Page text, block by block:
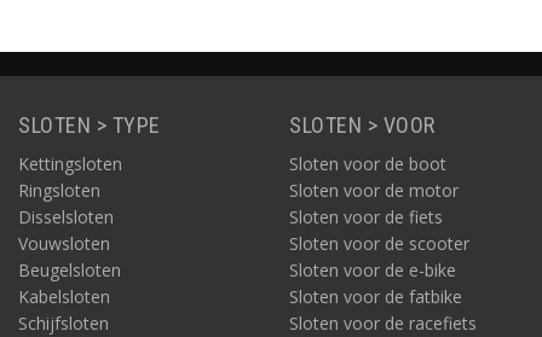
SLOTEN > TYPE
Kettingsloten
Ringsloten
Disselsloten
Vouwsloten
Beugelsloten
Kabelsloten
Schijfsloten
SLOTEN > VOOR
Sloten voor de boot
Sloten voor de motor
Sloten voor de fiets
Sloten voor de scooter
Sloten voor de e-bike
Sloten voor de fatbike
Sloten voor de racefiets